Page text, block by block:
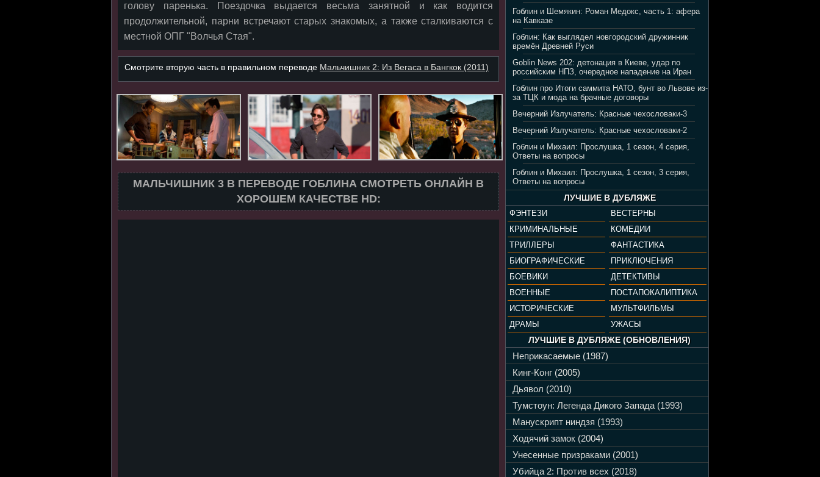
Гоблин и Шемякин: Роман Медокс, часть 1: афера
на Кавказе
Гоблин: Как выглядел новгородский дружинник
времён Древней Руси
Goblin News 202: детонация в Киеве, удар по
российским НПЗ, очередное нападение на Иран
Гоблин про Итоги саммита НАТО, бунт во Львове из-
за ТЦК и мода на брачные договоры
Вечерний Излучатель: Красные чехословаки-3
Вечерний Излучатель: Красные чехословаки-2
Гоблин и Михаил: Прослушка, 1 сезон, 4 серия,
Ответы на вопросы
Гоблин и Михаил: Прослушка, 1 сезон, 3 серия,
Ответы на вопросы
ЛУЧШИЕ В ДУБЛЯЖЕ
ФЭНТЕЗИ
ВЕСТЕРНЫ
КРИМИНАЛЬНЫЕ
КОМЕДИИ
ТРИЛЛЕРЫ
ФАНТАСТИКА
БИОГРАФИЧЕСКИЕ
ПРИКЛЮЧЕНИЯ
БОЕВИКИ
ДЕТЕКТИВЫ
ВОЕННЫЕ
ПОСТАПОКАЛИПТИКА
ИСТОРИЧЕСКИЕ
МУЛЬТФИЛЬМЫ
ДРАМЫ
УЖАСЫ
ЛУЧШИЕ В ДУБЛЯЖЕ (ОБНОВЛЕНИЯ)
Неприкасаемые (1987)
Кинг-Конг (2005)
Дьявол (2010)
Тумстоун: Легенда Дикого Запада (1993)
Манускрипт ниндзя (1993)
Ходячий замок (2004)
Унесенные призраками (2001)
Убийца 2: Против всех (2018)
голову паренька. Поездочка выдается весьма занятной и как водится
продолжительной, парни встречают старых знакомых, а также сталкиваются с
местной ОПГ "Волчья Стая".
Смотрите вторую часть в правильном переводе Мальчишник 2: Из Вегаса в Бангкок (2011)
МАЛЬЧИШНИК 3 В ПЕРЕВОДЕ ГОБЛИНА СМОТРЕТЬ ОНЛАЙН В
ХОРОШЕМ КАЧЕСТВЕ HD: